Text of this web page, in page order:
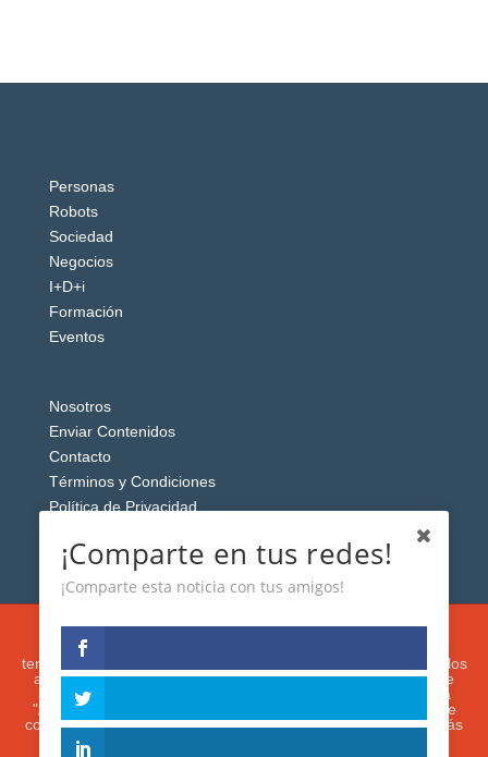
Personas
Robots
Sociedad
Negocios
I+D+i
Formación
Eventos
Nosotros
Enviar Contenidos
Contacto
Términos y Condiciones
Política de Privacidad
Esta web usa cookies analíticas y publicitarias (propias y de
terceros) para analizar el tráfico y personalizar el contenido y los
anuncios que le mostremos de acuerdo con su navegación e
intereses, buscando así mejorar su experiencia. Si presiona
"Aceptar" o continúa navegando, acepta su utilización. Puede
configurar o rechazar su uso presionando "Configuración". Más
¡Comparte en tus redes!
¡Comparte esta noticia con tus amigos!